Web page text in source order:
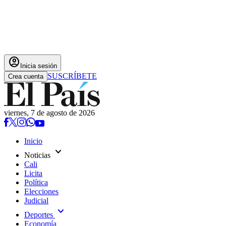
account_circle Inicia sesión
Crea cuenta SUSCRÍBETE
viernes, 7 de agosto de 2026
Inicio
Noticias expand_more
Cali
Licita
Política
Elecciones
Judicial
Deportes expand_more
Economía